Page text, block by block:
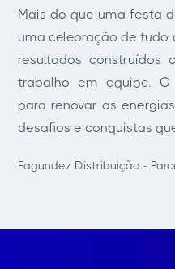
Mais do que uma festa
uma celebração de tudo
resultados construídos
trabalho em equipe.
para renovar as
desafios e conquistas
Fagundez Distribuição -